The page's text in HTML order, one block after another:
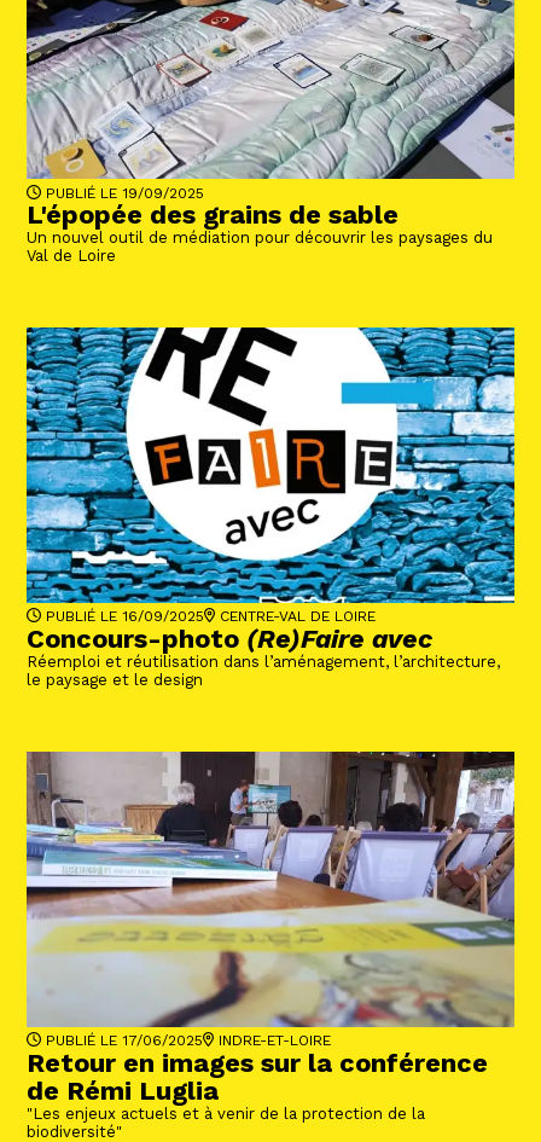
PUBLIÉ LE 19/09/2025
L'épopée des grains de sable
Un nouvel outil de médiation pour découvrir les paysages du
Val de Loire
PUBLIÉ LE 16/09/2025 CENTRE-VAL DE LOIRE
Concours-photo (Re)Faire avec
Réemploi et réutilisation dans l’aménagement, l’architecture,
le paysage et le design
PUBLIÉ LE 17/06/2025 INDRE-ET-LOIRE
Retour en images sur la conférence
de Rémi Luglia
"Les enjeux actuels et à venir de la protection de la
biodiversité"